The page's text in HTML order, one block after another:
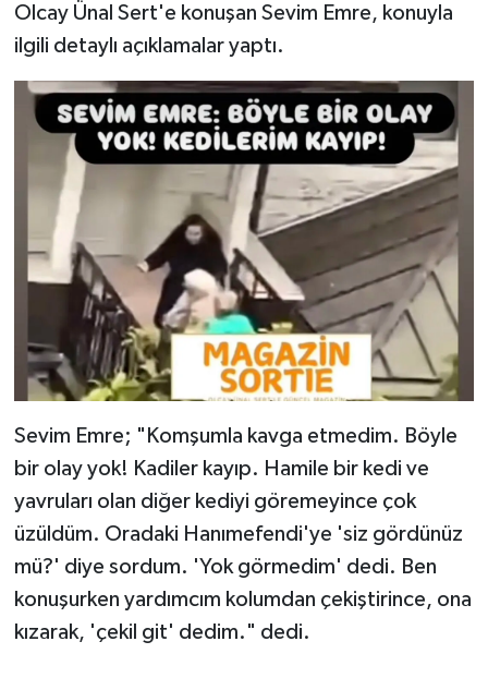
Olcay Ünal Sert'e konuşan Sevim Emre, konuyla
ilgili detaylı açıklamalar yaptı.
Sevim Emre; "Komşumla kavga etmedim. Böyle
bir olay yok! Kadiler kayıp. Hamile bir kedi ve
yavruları olan diğer kediyi göremeyince çok
üzüldüm. Oradaki Hanımefendi'ye 'siz gördünüz
mü?' diye sordum. 'Yok görmedim' dedi. Ben
konuşurken yardımcım kolumdan çekiştirince, ona
kızarak, 'çekil git' dedim." dedi.